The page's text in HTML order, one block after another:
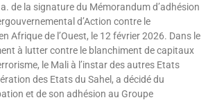
de la signature du Mémorandum d’adhésion
d’Action contre le
Afrique de l’Ouest, le 12 février 2026. Dans le
à lutter contre le blanchiment de capitaux
le Mali à l’instar des autres Etats
des Etats du Sahel, a décidé du
et de son adhésion au Groupe